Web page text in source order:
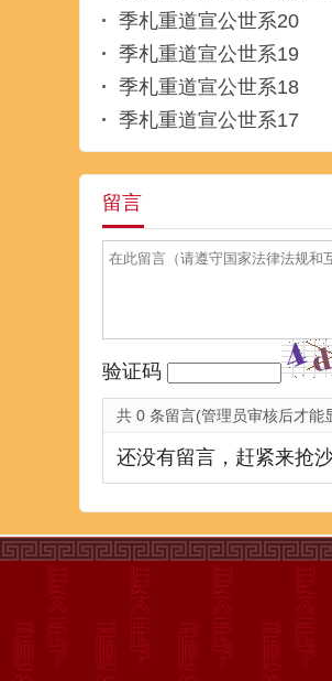
季札重道宣公世系20
季札重道宣公世系19
季札重道宣公世系18
季札重道宣公世系17
留言
验证码
共 0 条留言(管理员审核后才能
还没有留言，赶紧来抢